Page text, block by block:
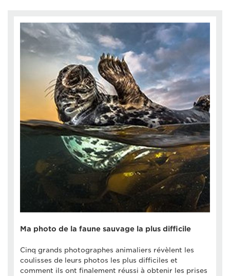
Ma photo de la faune sauvage la plus difficile
Cinq grands photographes animaliers révèlent les
coulisses de leurs photos les plus difficiles et
comment ils ont finalement réussi à obtenir les prises